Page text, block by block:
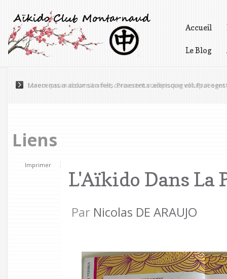
Accueil
Le Blog
Lorem ipsum dolor sit amet, consectetur adipiscing elit.
Liens
Imprimer
L'Aïkido Dans La
Par Nicolas DE ARAUJO